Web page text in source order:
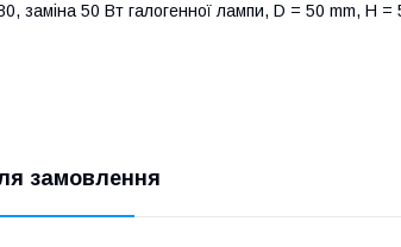
заміна 50 Вт галогенної лампи, D = 50 mm, H =
замовлення